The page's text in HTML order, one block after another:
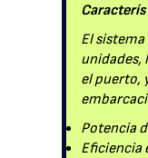
El
unidades,
el puerto,
Potencia
Eficiencia